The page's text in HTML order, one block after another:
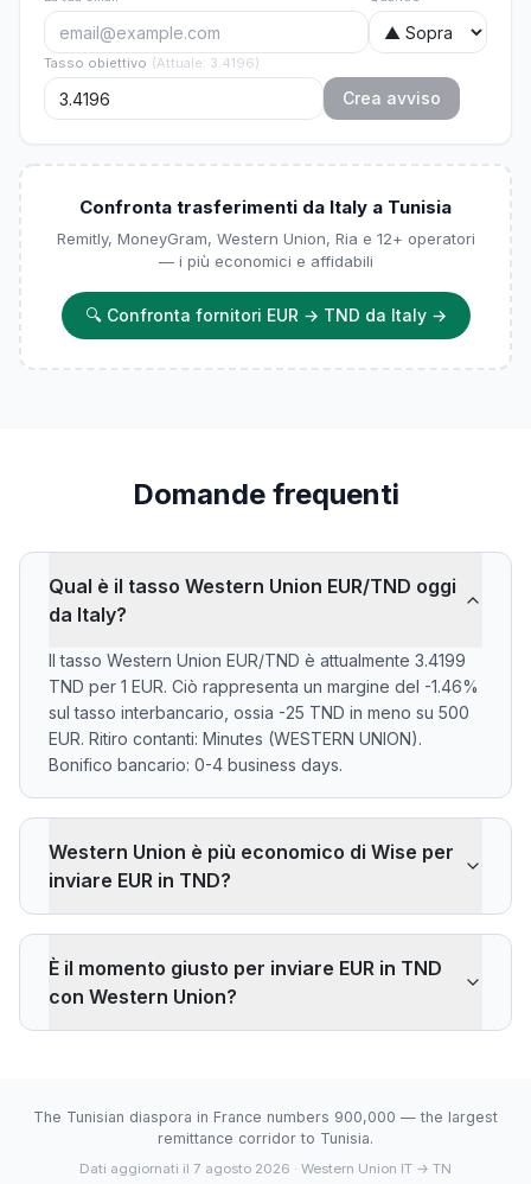
Tasso obiettivo (Attuale: 3.4196)
Crea avviso
Confronta trasferimenti da Italy a Tunisia
Remitly, MoneyGram, Western Union, Ria e 12+ operatori
— i più economici e affidabili
🔍 Confronta fornitori EUR → TND da Italy→
Domande frequenti
Qual è il tasso Western Union EUR/TND oggi
da Italy?
Il tasso Western Union EUR/TND è attualmente 3.4199
TND per 1 EUR. Ciò rappresenta un margine del -1.46%
sul tasso interbancario, ossia -25 TND in meno su 500
EUR. Ritiro contanti: Minutes (WESTERN UNION).
Bonifico bancario: 0-4 business days.
Western Union è più economico di Wise per
inviare EUR in TND?
interbancario EUR/TND. Su 500 EUR, il beneficiario
riceve -25 TND in meno rispetto al tasso di riferimento.
Wise applica normalmente ~0,40% (~7 TND in meno
su 500 EUR). Il vantaggio di Western Union è il ritiro in
È il momento giusto per inviare EUR in TND
con Western Union?
The Tunisian diaspora in France numbers 900,000 — the largest
remittance corridor to Tunisia.
Dati aggiornati il 7 agosto 2026 · Western Union IT → TN